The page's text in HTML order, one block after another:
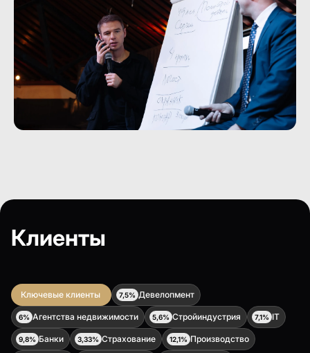
Клиенты
Ключевые клиенты 7,5% Девелопмент
6% Агентства недвижимости 5,6% Стройиндустрия 7,1% IT
9,8% Банки 3,33% Страхование 12,1% Производство